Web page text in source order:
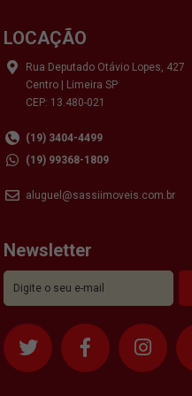
LOCAÇÃO
Rua Deputado Otávio Lopes, 427
Centro | Limeira SP
CEP: 13.480-021
(19) 3404-4499
(19) 99368-1809
aluguel@sassiimoveis.com.br
Newsletter